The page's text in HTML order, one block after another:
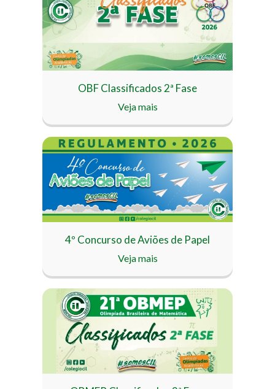
OBF Classificados 2ª Fase
Veja mais
4º Concurso de Aviões de Papel
Veja mais